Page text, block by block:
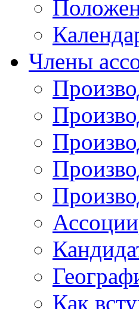
Члены
Как